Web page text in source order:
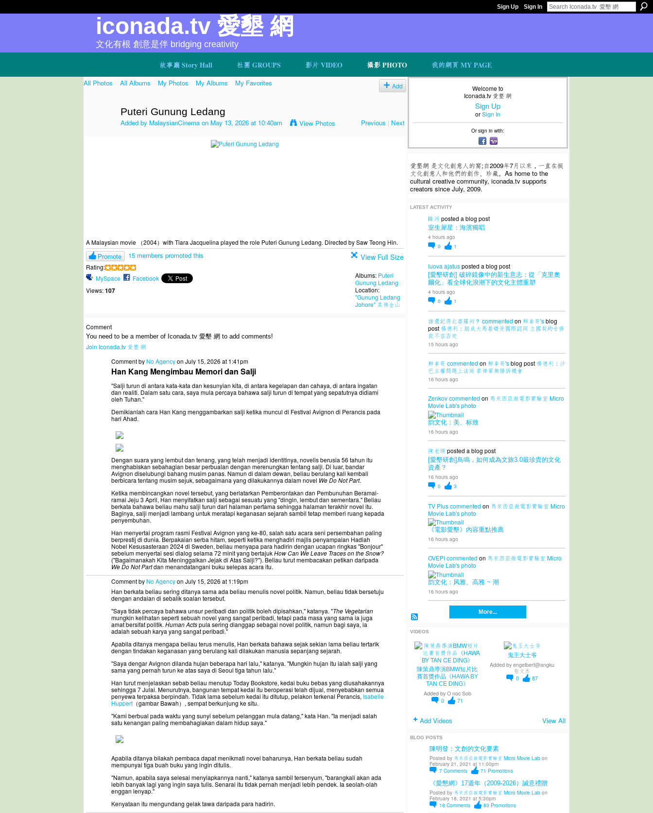
Sign Up Sign In
故事廳 Story Hall 社團 GROUPS 影片 VIDEO 攝影 PHOTO 我的網頁 MY PAGE
iconada.tv 愛墾 網
文化有根 創意是伴 bridging creativity
All Photos All Albums My Photos My Albums My Favorites Add
Puteri Gunung Ledang
Added by MalaysianCinemaon May 13, 2026 at 10:40am View Photos Previous | Next
A Malaysian movie （2004）with Tiara Jacquelina played the role Puteri Gunung Ledang. Directed by Saw Teong Hin.
Promote 15 members promoted this
Rating:
MySpace
Facebook
Views:107
View Full Size
Albums: Puteri
Gunung Ledang
Location:
"Gunung Ledang
Johore" 柔佛金山
Comment
You need to be a member of Iconada.tv 愛墾 網 to add comments!
Join Iconada.tv 愛墾 網
Comment by No Agencyon July 15, 2026 at 1:41pm
Han Kang Mengimbau Memori dan Salji
"Salji turun di antara kata-kata dan kesunyian kita, di antara kegelapan dan cahaya, di antara ingatan
dan realiti. Dalam satu cara, saya mula percaya bahawa salji turun di tempat yang sepatutnya didiami
oleh Tuhan."
Demikianlah cara Han Kang menggambarkan salji ketika muncul di Festival Avignon di Perancis pada
hari Ahad.
Dengan suara yang lembut dan tenang, yang telah menjadi identitinya, novelis berusia 56 tahun itu
menghabiskan sebahagian besar perbualan dengan merenungkan tentang salji. Di luar, bandar
Avignon diselubungi bahang musim panas. Namun di dalam dewan, beliau berulang kali kembali
berbicara tentang musim sejuk, sebagaimana yang dilakukannya dalam novel We Do Not Part.
Ketika membincangkan novel tersebut, yang berlatarkan Pemberontakan dan Pembunuhan Beramai-
ramai Jeju 3 April, Han menyifatkan salji sebagai sesuatu yang "dingin, lembut dan sementara." Beliau
berkata bahawa beliau mahu salji turun dari halaman pertama sehingga halaman terakhir novel itu.
Baginya, salji menjadi lambang untuk meratapi keganasan sejarah sambil tetap memberi ruang kepada
penyembuhan.
Han menyertai program rasmi Festival Avignon yang ke-80, salah satu acara seni persembahan paling
berprestij di dunia. Berpakaian serba hitam, seperti ketika menghadiri majlis penyampaian Hadiah
Nobel Kesusasteraan 2024 di Sweden, beliau menyapa para hadirin dengan ucapan ringkas "Bonjour"
sebelum menyertai sesi dialog selama 72 minit yang bertajukHow Can We Leave Traces on the Snow?
("Bagaimanakah Kita Meninggalkan Jejak di Atas Salji?"). Beliau turut membacakan petikan daripada
We Do Not Partdan menandatangani buku selepas acara itu.
Comment by No Agencyon July 15, 2026 at 1:19pm
Han berkata beliau sering ditanya sama ada beliau menulis novel politik. Namun, beliau tidak bersetuju
dengan andaian di sebalik soalan tersebut.
"Saya tidak percaya bahawa unsur peribadi dan politik boleh dipisahkan," katanya. "The Vegetarian
mungkin kelihatan seperti sebuah novel yang sangat peribadi, tetapi pada masa yang sama ia juga
amat bersifat politik. Human Actspula sering dianggap sebagai novel politik, namun bagi saya, ia
adalah sebuah karya yang sangat peribadi."
Apabila ditanya mengapa beliau terus menulis, Han berkata bahawa sejak sekian lama beliau tertarik
dengan tindakan keganasan yang berulang kali dilakukan manusia sepanjang sejarah.
"Saya dengar Avignon dilanda hujan beberapa hari lalu," katanya. "Mungkin hujan itu ialah salji yang
sama yang pernah turun ke atas saya di Seoul tiga tahun lalu."
Han turut menjelaskan sebab beliau menutup Today Bookstore, kedai buku bebas yang diusahakannya
sehingga 7 Julai. Menurutnya, bangunan tempat kedai itu beroperasi telah dijual, menyebabkan semua
penyewa terpaksa berpindah. Tidak lama sebelum kedai itu ditutup, pelakon terkenal Perancis, Isabelle
Huppert （gambar Bawah）, sempat berkunjung ke situ.
"Kami berbual pada waktu yang sunyi sebelum pelanggan mula datang," kata Han. "Ia menjadi salah
satu kenangan paling membahagiakan dalam hidup saya."
Apabila ditanya bilakah pembaca dapat menikmati novel baharunya, Han berkata beliau sudah
mempunyai tiga buah buku yang ingin ditulis.
"Namun, apabila saya selesai menyiapkannya nanti," katanya sambil tersenyum, "barangkali akan ada
lebih banyak lagi yang ingin saya tulis. Senarai itu tidak pernah menjadi lebih pendek. Ia seolah-olah
enggan lenyap."
Kenyataan itu mengundang gelak tawa daripada para hadirin.
Welcome to
Iconada.tv 愛墾 網
Sign Up
orSign In
Or sign in with:
愛墾網 是文化創意人的窩;自2009年7月以來，一直在挺
文化創意人和他們的創作、珍藏。As home to the
cultural creative community, iconada.tv supports
creators since July, 2009.
LATEST ACTIVITY
ili 河 posted a blog post
室生犀星：海濱獨唱
4 hours ago
0
1
luova ajatusposted a blog post
[愛墾研創] 破碎鏡像中的新生意志：從「克里奧
爾化」看全球化浪潮下的文化主體重塑
4 hours ago
0
1
誰還記得北婆羅州？ commented on 鮮拿哥'sblog
post 楊德利：組成大馬基礎受國際認同 立國契約廿條
款不容否定
15 hours ago
鮮拿哥 commented on 鮮拿哥'sblog post 楊德利：沙
巴主權問題上法庭 菲律賓無勝訴機會
16 hours ago
Zenkovcommented on 馬來西亞微電影實驗室 Micro
Movie Lab'sphoto
韵文化：美、标致
16 hours ago
陳老頭 posted a blog post
[愛墾研創]鳥鳴，如何成為文旅3.0最珍貴的文化
資產？
16 hours ago
0
3
TV Pluscommented on 馬來西亞微電影實驗室 Micro
Movie Lab'sphoto
《電影愛墾》內容重點推薦
16 hours ago
OVEPIcommented on 馬來西亞微電影實驗室 Micro
Movie Lab'sphoto
韵文化：风雅、高雅 ~ 潮
16 hours ago
More...
VIDEOS
陳策鼎導演BMW短片比
賽首獎作品《HAWA BY
TAN CE DING》
Added by O noc Sob
0
71
鬼王大士爷
Added byengelbert@angku
张文杰
0
87
Add Videos View All
BLOG POSTS
陳明發：文創的文化要素
Posted by 馬來西亞微電影實驗室 Micro Movie Labon
February 21, 2021 at 11:00pm
7 Comments 71 Promotions
《愛懇網》17週年（2009-2026）誠意禮贈
Posted by 馬來西亞微電影實驗室 Micro Movie Labon
February 18, 2021 at 5:30pm
18 Comments 80 Promotions